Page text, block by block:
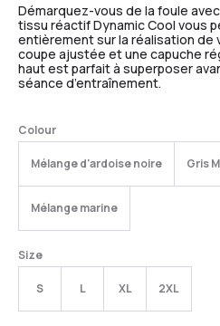
Démarquez-vous de la foule
tissu réactif Dynamic Cool vous
entièrement sur la réalisation de
coupe ajustée et une capuche
haut est parfait à superposer
séance d’entraînement.
Colour
Mélange d'ardoise noire Gris
Mélange marine
Size
S L XL 2XL